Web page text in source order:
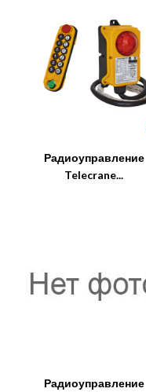
Радиоуправление
Telecrane...
Радиоуправление